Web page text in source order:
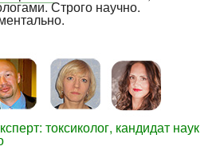
Строго научно.
токсиколог, кандидат наук